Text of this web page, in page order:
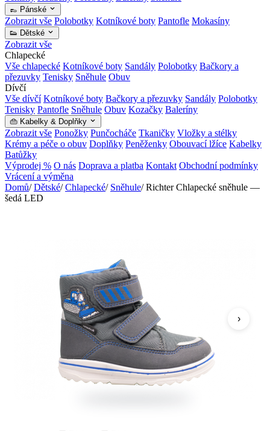
👞 Pánské
Zobrazit vše Polobotky Kotníkové boty Pantofle Mokasíny
👟 Dětské
Zobrazit vše
Chlapecké
Vše chlapecké Kotníkové boty Sandály Polobotky Bačkory a
přezuvky Tenisky Sněhule Obuv
Dívčí
Vše dívčí Kotníkové boty Bačkory a přezuvky Sandály Polobotky
Tenisky Pantofle Sněhule Obuv Kozačky Baleríny
👜 Kabelky & Doplňky
Zobrazit vše Ponožky Punčocháče Tkaničky Vložky a stélky
Krémy a péče o obuv Doplňky Peněženky Obouvací lžíce Kabelky
Batůžky
Výprodej % O nás Doprava a platba Kontakt Obchodní podmínky
Vrácení a výměna
Domů/ Dětské/ Chlapecké/ Sněhule/ Richter Chlapecké sněhule —
šedá LED
›